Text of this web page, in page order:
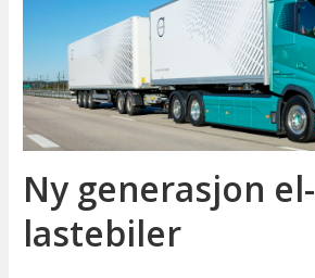
Ny generasjon el-
lastebiler